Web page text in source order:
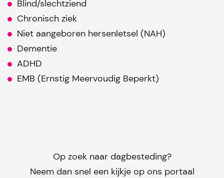
Blind/slechtziend
Chronisch ziek
Niet aangeboren hersenletsel (NAH)
Dementie
ADHD
EMB (Ernstig Meervoudig Beperkt)
Op zoek naar dagbesteding?
Neem dan snel een kijkje op ons portaal